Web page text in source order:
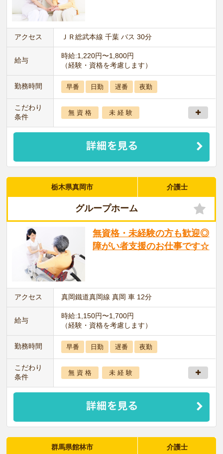
アクセス ＪＲ総武本線 千葉 バス 30分
給与
時給:1,220円〜1,800円
（経験・資格を考慮します）
勤務時間 早番 日勤 遅番 夜勤
こだわり
条件
無 資 格 未 経 験
栃木県真岡市 介護士
グループホーム
無資格・未経験の方も歓迎◎
障がい者支援のお仕事です☆
アクセス 真岡鐵道真岡線 真岡 車 12分
給与
時給:1,150円〜1,700円
（経験・資格を考慮します）
勤務時間 早番 日勤 遅番 夜勤
こだわり
条件
無 資 格 未 経 験
群馬県館林市 介護士